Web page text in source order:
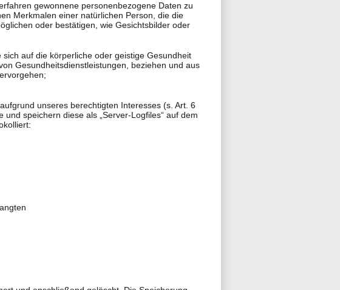
gewonnene personenbezogene Daten zu
Merkmalen einer natürlichen Person, die die
oder bestätigen, wie Gesichtsbilder oder
sich auf die körperliche oder geistige Gesundheit
Gesundheitsdienstleistungen, beziehen und aus
unseres berechtigten Interesses (s. Art. 6
speichern diese als „Server-Logfiles“ auf dem